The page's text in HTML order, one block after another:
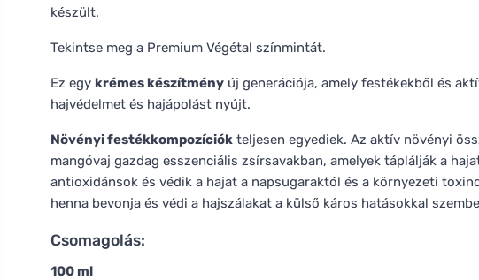
készült.
Tekintse meg a Premium Végétal színmintát.
Ez egy krémes készítmény új generációja, amely festékekből és
hajvédelmet és hajápolást nyújt.
Növényi festékkompozíciók teljesen egyediek. Az aktív növényi
mangóvaj gazdag esszenciális zsírsavakban, amelyek táplálják a
antioxidánsok és védik a hajat a napsugaraktól és a környezeti
henna bevonja és védi a hajszálakat a külső káros hatásokkal
Csomagolás:
100 ml